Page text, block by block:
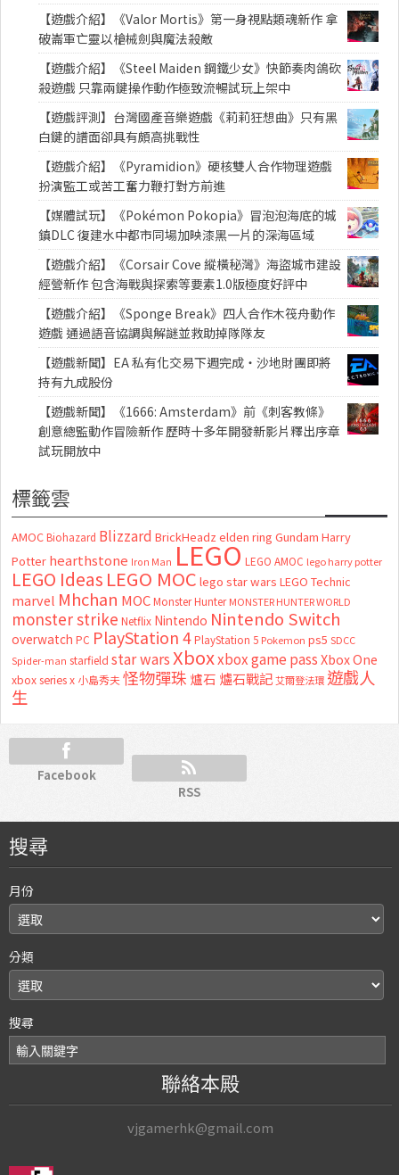
【遊戲介紹】《Valor Mortis》第一身視點類魂新作 拿
破崙軍亡靈以槍械劍與魔法殺敵
【遊戲介紹】《Steel Maiden 鋼鐵少女》快節奏肉鴿砍
殺遊戲 只靠兩鍵操作動作極致流暢試玩上架中
【遊戲評測】台灣國產音樂遊戲《莉莉狂想曲》只有黑
白鍵的譜面卻具有頗高挑戰性
【遊戲介紹】《Pyramidion》硬核雙人合作物理遊戲
扮演監工或苦工奮力鞭打對方前進
【媒體試玩】《Pokémon Pokopia》冒泡泡海底的城
鎮DLC 復建水中都市同場加映漆黑一片的深海區域
【遊戲介紹】《Corsair Cove 縱橫秘灣》海盜城市建設
經營新作 包含海戰與探索等要素1.0版極度好評中
【遊戲介紹】《Sponge Break》四人合作木筏舟動作
遊戲 通過語音協調與解謎並救助掉隊隊友
【遊戲新聞】EA 私有化交易下週完成・沙地財團即將
持有九成股份
【遊戲新聞】《1666: Amsterdam》前《刺客教條》
創意總監動作冒險新作 歷時十多年開發新影片釋出序章
試玩開放中
標籤雲
AMOC Biohazard Blizzard BrickHeadz elden ring Gundam Harry
Potter hearthstone Iron Man LEGO LEGO AMOC lego harry potter
LEGO Ideas LEGO MOC lego star wars LEGO Technic
marvel Mhchan MOC Monster Hunter MONSTER HUNTER WORLD
monster strike Netflix Nintendo Nintendo Switch
overwatch PC PlayStation 4 PlayStation 5 Pokemon ps5 SDCC
Spider-man starfield star warsXboxxbox game passXbox One
xbox series x 小島秀夫怪物彈珠 爐石 爐石戰記艾爾登法環 遊戲人
生
Facebook
RSS
搜尋
月份
分類
搜尋
聯絡本殿
vjgamerhk@gmail.com